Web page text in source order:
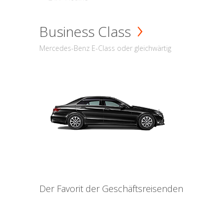
Business Class
Mercedes-Benz E-Class oder gleichwärtig
Der Favorit der Geschäftsreisenden